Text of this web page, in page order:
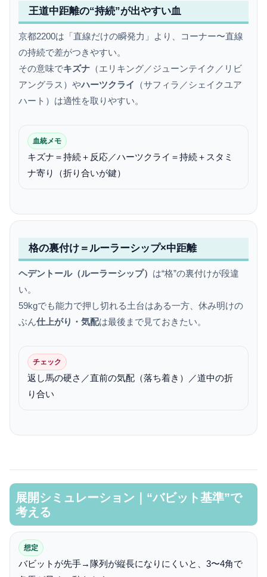
王道中距離の“持続”が出やすい血
京都2200は「直線だけの瞬発力」より、コーナー〜直線
の持続で差がつきやすい。
その意味でキズナ （エリキング／ジューンテイク／リビ
アングラス）やハーツクライ
（サフィラ／シェイクユア
ハート）は適性を取りやすい。
血統メモ
キズナ＝持続＋反応／ハーツクライ＝持続＋スタミ
ナ寄り（折り合いが鍵）
格の裏付け＝ルーラーシップ×中距離
ヘデントール（ルーラーシップ） は“格”の裏付けが段違
い。
59kgでも能力で押し切れる土台はある一方、休み明けの
ぶん仕上がり・気配は最後まで見ておきたい。
チェック
返し馬の硬さ／直前の気配（落ち着き）／道中の折
り合い
展開シミュレーション｜“バビット基準”で
考える
想定
バビットが先手→隊列が縦長になりにくいと、3〜4角で